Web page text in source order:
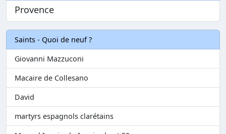
Provence
Saints - Quoi de neuf ?
Giovanni Mazzuconi
Macaire de Collesano
David
martyrs espagnols clarétains